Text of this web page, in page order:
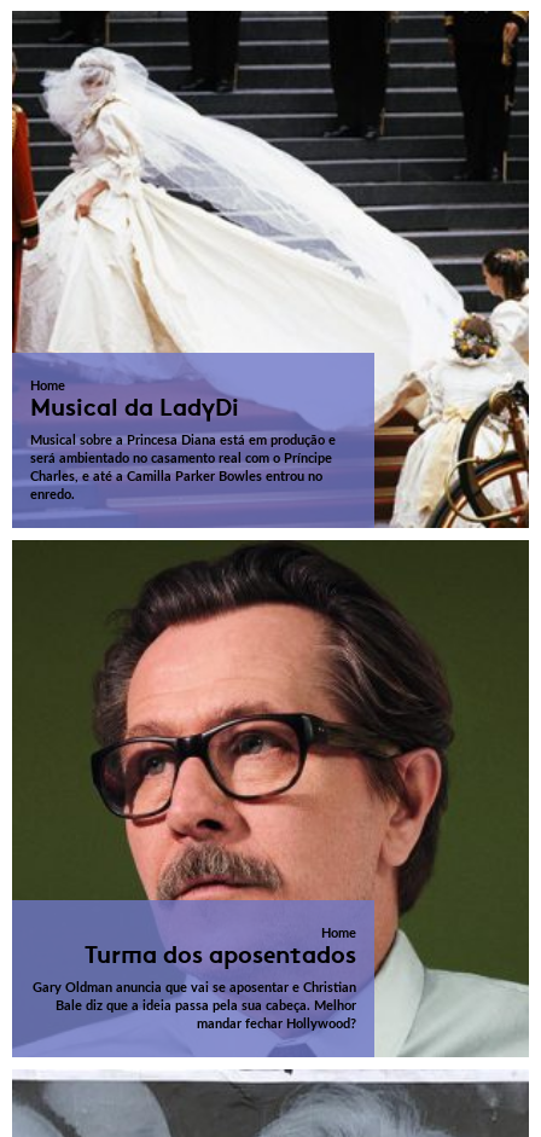
Home
Musical da LadyDi
Musical sobre a Princesa Diana está em produção e
será ambientado no casamento real com o Príncipe
Charles, e até a Camilla Parker Bowles entrou no
enredo.
Home
Turma dos aposentados
Gary Oldman anuncia que vai se aposentar e Christian
Bale diz que a ideia passa pela sua cabeça. Melhor
mandar fechar Hollywood?